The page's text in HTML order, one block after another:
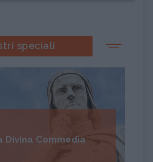
speciali
Divina Commedia